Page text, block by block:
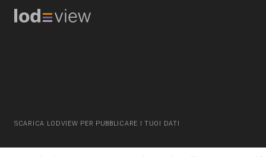
SCARICA LODVIEW PER PUBBLICARE I TUOI DATI